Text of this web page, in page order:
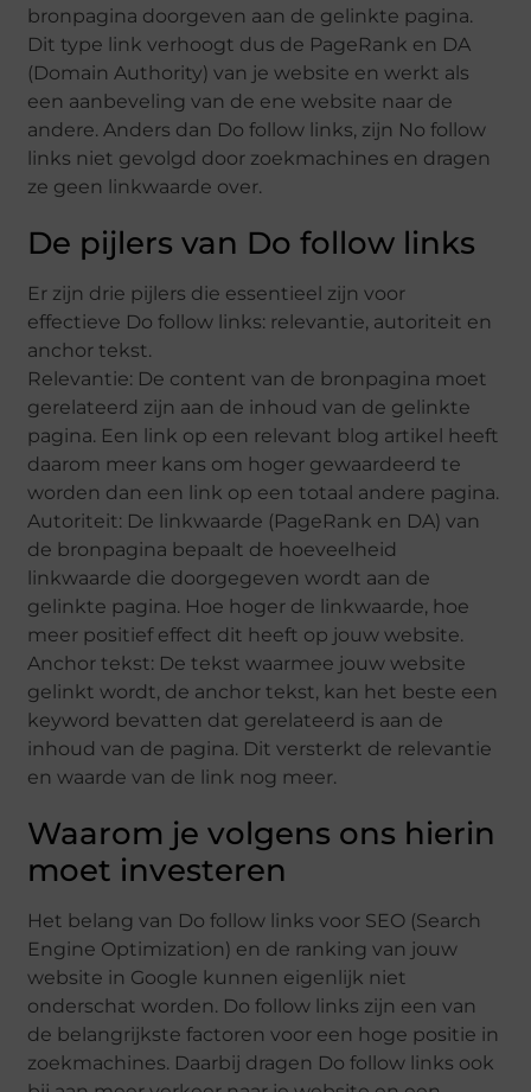
bronpagina doorgeven aan de gelinkte pagina.
Dit type link verhoogt dus de PageRank en DA
(Domain Authority) van je website en werkt als
een aanbeveling van de ene website naar de
andere. Anders dan Do follow links, zijn No follow
links niet gevolgd door zoekmachines en dragen
ze geen linkwaarde over.
De pijlers van Do follow links
Er zijn drie pijlers die essentieel zijn voor
effectieve Do follow links: relevantie, autoriteit en
anchor tekst.
Relevantie: De content van de bronpagina moet
gerelateerd zijn aan de inhoud van de gelinkte
pagina. Een link op een relevant blog artikel heeft
daarom meer kans om hoger gewaardeerd te
worden dan een link op een totaal andere pagina.
Autoriteit: De linkwaarde (PageRank en DA) van
de bronpagina bepaalt de hoeveelheid
linkwaarde die doorgegeven wordt aan de
gelinkte pagina. Hoe hoger de linkwaarde, hoe
meer positief effect dit heeft op jouw website.
Anchor tekst: De tekst waarmee jouw website
gelinkt wordt, de anchor tekst, kan het beste een
keyword bevatten dat gerelateerd is aan de
inhoud van de pagina. Dit versterkt de relevantie
en waarde van de link nog meer.
Waarom je volgens ons hierin
moet investeren
Het belang van Do follow links voor SEO (Search
Engine Optimization) en de ranking van jouw
website in Google kunnen eigenlijk niet
onderschat worden. Do follow links zijn een van
de belangrijkste factoren voor een hoge positie in
zoekmachines. Daarbij dragen Do follow links ook